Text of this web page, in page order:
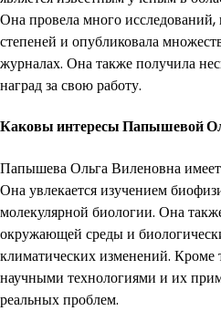
Она провела много
степеней и опубликовала
журналах. Она также получила
наград за свою работу.
Каковы интересы Папышевой
Папышева Ольга Виленовна
Она увлекается изучением
молекулярной биологии. Она
окружающей среды и
климатических изменений. Кроме
научными технологиями и их
реальных проблем.